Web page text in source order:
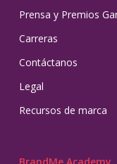
Prensa y Premios
Carreras
Contáctanos
Legal
Recursos de marca